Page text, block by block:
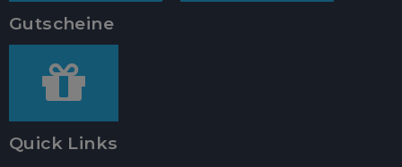
Gutscheine
Quick Links